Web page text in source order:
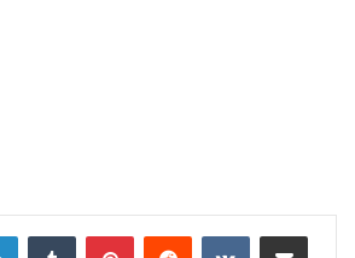
LinkedinTumblr PinterestReddit VK Compartilhar via e-mail